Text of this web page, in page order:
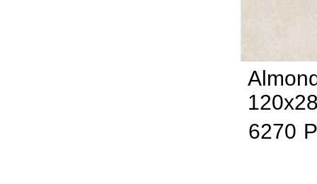
6270